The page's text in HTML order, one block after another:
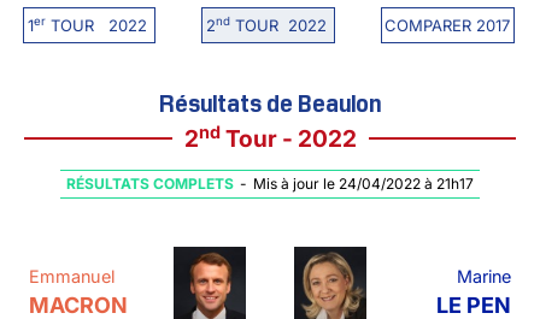
1erTOUR 2022 2ndTOUR 2022 COMPARER 2017
Résultats de Beaulon
2ndTour - 2022
RÉSULTATS COMPLETS - Mis à jour le 24/04/2022 à 21h17
Emmanuel
MACRON
Marine
LE PEN